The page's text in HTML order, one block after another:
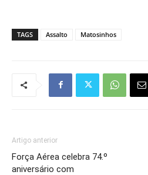
TAGS Assalto Matosinhos
Artigo anterior
Força Aérea celebra 74.º
aniversário com